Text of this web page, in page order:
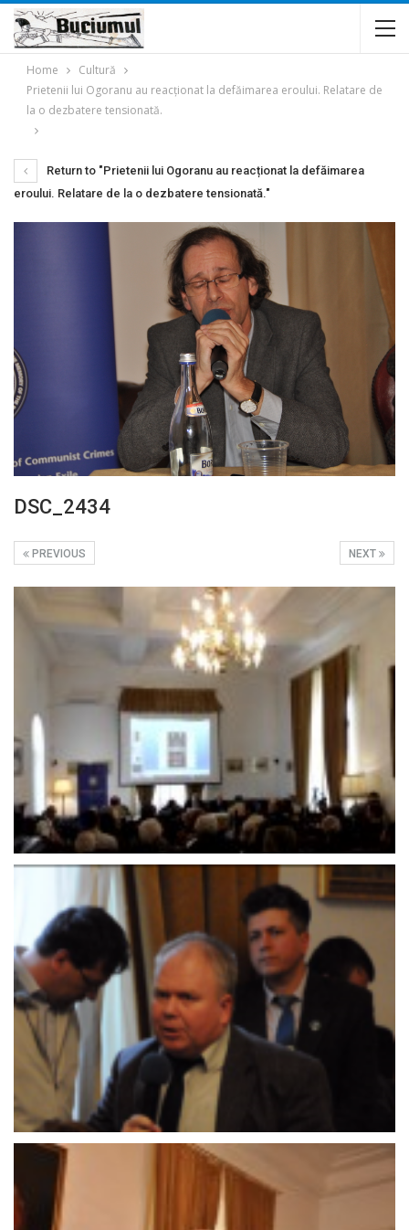
Home
Cultură
Prietenii lui Ogoranu au reacționat la defăimarea eroului. Relatare de
la o dezbatere tensionată.
Return to "Prietenii lui Ogoranu au reacționat la defăimarea
eroului. Relatare de la o dezbatere tensionată."
DSC_2434
NEXT
PREVIOUS